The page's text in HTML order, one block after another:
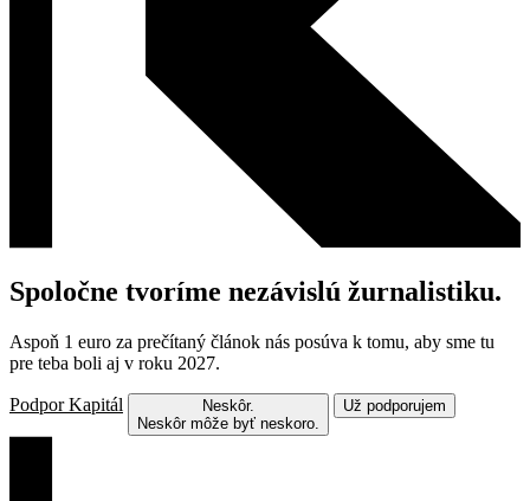
Spoločne tvoríme nezávislú žurnalistiku.
Aspoň 1 euro za prečítaný článok nás posúva k tomu, aby sme tu
pre teba boli aj v roku 2027.
Podpor Kapitál
Neskôr.
Neskôr môže byť neskoro.
Už podporujem